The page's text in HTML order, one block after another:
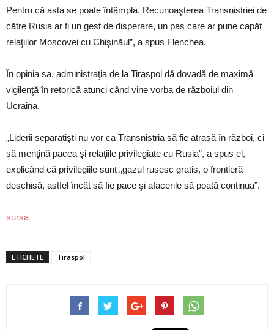
Pentru că asta se poate întâmpla. Recunoaşterea Transnistriei de
către Rusia ar fi un gest de disperare, un pas care ar pune capăt
relaţiilor Moscovei cu Chişinăul”, a spus Flenchea.
În opinia sa, administraţia de la Tiraspol dă dovadă de maximă
vigilenţă în retorică atunci când vine vorba de războiul din
Ucraina.
„Liderii separatişti nu vor ca Transnistria să fie atrasă în război, ci
să menţină pacea şi relaţiile privilegiate cu Rusia”, a spus el,
explicând că privilegiile sunt „gazul rusesc gratis, o frontieră
deschisă, astfel încât să fie pace şi afacerile să poată continua”.
sursa
ETICHETE Tiraspol